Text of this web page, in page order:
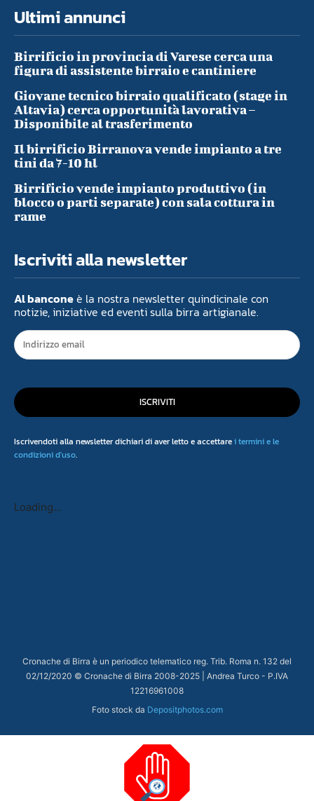
Ultimi annunci
Birrificio in provincia di Varese cerca una
figura di assistente birraio e cantiniere
Giovane tecnico birraio qualificato (stage in
Altavia) cerca opportunità lavorativa –
Disponibile al trasferimento
Il birrificio Birranova vende impianto a tre
tini da 7-10 hl
Birrificio vende impianto produttivo (in
blocco o parti separate) con sala cottura in
rame
Iscriviti alla newsletter
Al banconeè la nostra newsletter quindicinale con
notizie, iniziative ed eventi sulla birra artigianale.
ISCRIVITI
Iscrivendoti alla newsletter dichiari di aver letto e accettarei termini e le
condizioni d'uso.
Loading...
Cronache di Birra è un periodico telematico reg. Trib. Roma n. 132 del
02/12/2020 © Cronache di Birra 2008-2025 | Andrea Turco - P.IVA
12216961008
Foto stock da Depositphotos.com